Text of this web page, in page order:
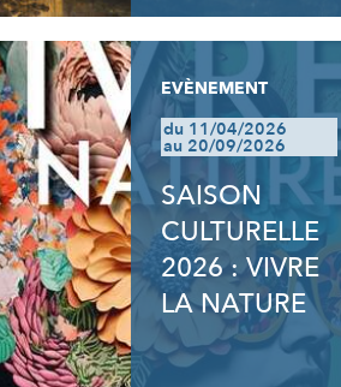
EVÈNEMENT
du 11/04/2026
au 20/09/2026
SAISON
CULTURELLE
2026 : VIVRE
LA NATURE